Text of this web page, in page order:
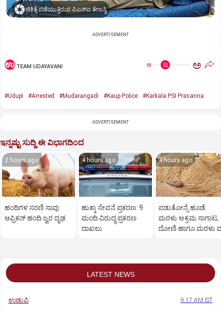
ಚಿಕಿತ್ಸೆ ಪಡೆಯುತ್ತಿರುವ ಪಿಎಸ್ಐ ತೇಜಸ್ವಿ
ADVERTISEMENT
TEAM UDAYAVANI ಅ ಅ
#Udupi #Arrested #Mudarangadi #Kaup Police #Karkala PSI Prasanna
ADVERTISEMENT
ಇನ್ನಷ್ಟು ಸುದ್ದಿ ಈ ವಿಭಾಗದಿಂದ
2 hours ago
ಹಂದಿಗಳ ಸರಣಿ ಸಾವು:
ಆಫ್ರಿಕನ್‌ ಹಂದಿ ಜ್ವರ ದೃಢ
4 hours ago
ಹುಕ್ಕಾ ಸೇವನೆ ಪ್ರಕರಣ: 9
ಮಂದಿ ವಿರುದ್ಧ ಪ್ರಕರಣ
ದಾಖಲು
4 hours ago
ಪಡುತೋನ್ಸೆ ಹೂಡೆ:
ಮರಳು ಅಕ್ರಮ ಸಾಗಾಟ,
ದೋಣಿ ಹಾಗೂ ಮರಳು
LATEST NEWS
ಉಡುಪಿ 9:17 AM IST